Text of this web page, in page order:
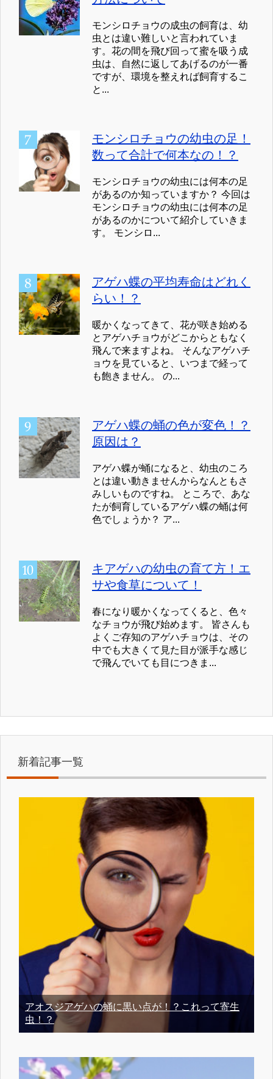
モンシロチョウの成虫の飼育は、幼
虫とは違い難しいと言われていま
す。花の間を飛び回って蜜を吸う成
虫は、自然に返してあげるのが一番
ですが、環境を整えれば飼育するこ
と...
モンシロチョウの幼虫の足！
数って合計で何本なの！？
モンシロチョウの幼虫には何本の足
があるのか知っていますか？ 今回は
モンシロチョウの幼虫には何本の足
があるのかについて紹介していきま
す。 モンシロ...
アゲハ蝶の平均寿命はどれく
らい！？
暖かくなってきて、花が咲き始める
とアゲハチョウがどこからともなく
飛んで来ますよね。 そんなアゲハチ
ョウを見ていると、いつまで経って
も飽きません。 の...
アゲハ蝶の蛹の色が変色！？
原因は？
アゲハ蝶が蛹になると、幼虫のころ
とは違い動きませんからなんともさ
みしいものですね。 ところで、あな
たが飼育しているアゲハ蝶の蛹は何
色でしょうか？ ア...
キアゲハの幼虫の育て方！エ
サや食草について！
春になり暖かくなってくると、色々
なチョウが飛び始めます。 皆さんも
よくご存知のアゲハチョウは、その
中でも大きくて見た目が派手な感じ
で飛んでいても目につきま...
新着記事一覧
アオスジアゲハの蛹に黒い点が！？これって寄生
虫！？